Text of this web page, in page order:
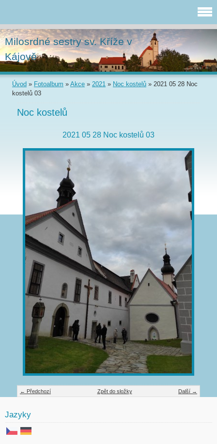
Milosrdné sestry sv. Kříže v
Kájově
Úvod » Fotoalbum » Akce » 2021 » Noc kostelů » 2021 05 28 Noc
kostelů 03
Noc kostelů
2021 05 28 Noc kostelů 03
← Předchozí Další →
Zpět do složky
Jazyky